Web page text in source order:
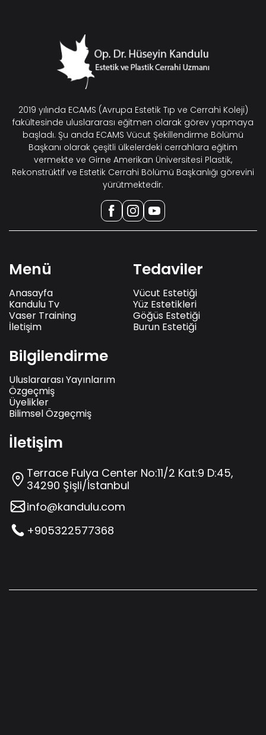
2019 yılında ECAMS (Avrupa Estetik Tıp ve Cerrahi Koleji)
fakültesinde uluslararası eğitmen olarak görev yapmaya
başladı. Şu anda ECAMS Vücut Şekillendirme Bölümü
Başkanı olarak çeşitli ülkelerdeki cerrahlara eğitim
vermekte ve Girne Amerikan Üniversitesi Plastik,
Rekonstrüktif ve Estetik Cerrahi Bölümü Başkanlığı görevini
yürütmektedir.
Menü
Anasayfa
Kandulu Tv
Vaser Training
İletişim
Tedaviler
Vücut Estetiği
Yüz Estetikleri
Göğüs Estetiği
Burun Estetiği
Bilgilendirme
Uluslararası Yayınlarım
Özgeçmiş
Üyelikler
Bilimsel Özgeçmiş
İletişim
Terrace Fulya Center No:11/2 Kat:9 D:45,
34290 Şişli/İstanbul
info@kandulu.com
+905322577368